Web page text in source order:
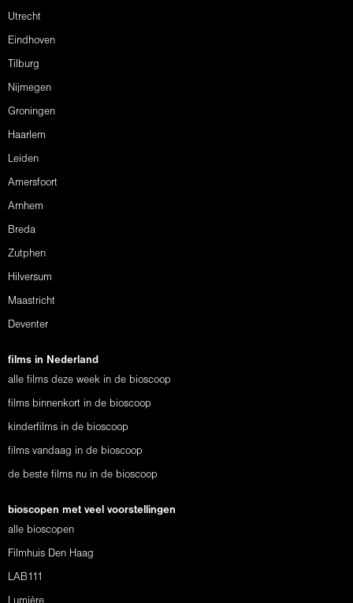
Utrecht
Eindhoven
Tilburg
Nijmegen
Groningen
Haarlem
Leiden
Amersfoort
Arnhem
Breda
Zutphen
Hilversum
Maastricht
Deventer
films in Nederland
alle films deze week in de bioscoop
films binnenkort in de bioscoop
kinderfilms in de bioscoop
films vandaag in de bioscoop
de beste films nu in de bioscoop
bioscopen met veel voorstellingen
alle bioscopen
Filmhuis Den Haag
LAB111
Lumière